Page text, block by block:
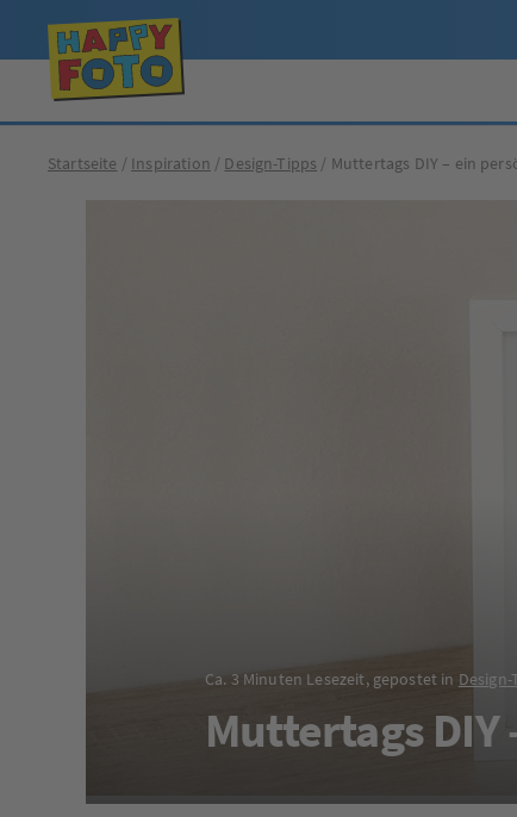
Startseite
Inspiration Design-Tipps Muttertags DIY – ein
Ca. 3 Minuten Lesezeit, gepostet in
Muttertags